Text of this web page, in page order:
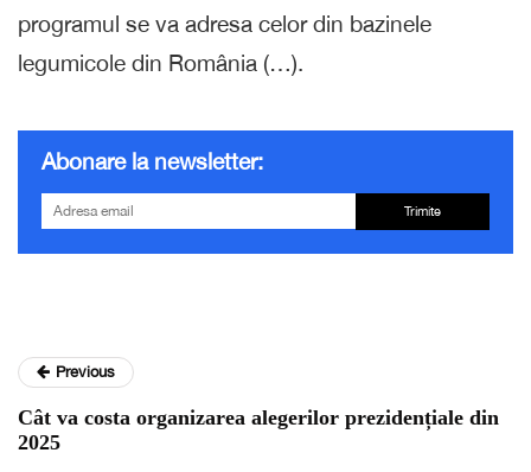
programul se va adresa celor din bazinele
legumicole din România (…).
Abonare la newsletter:
Trimite
Previous
Cât va costa organizarea alegerilor prezidențiale din
2025